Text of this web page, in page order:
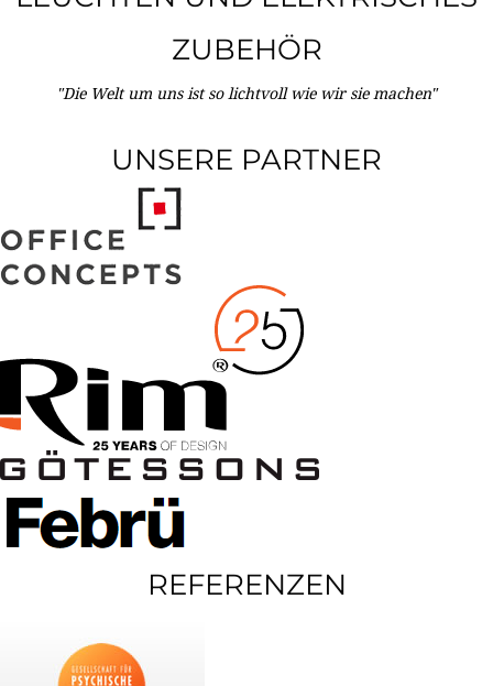
ZUBEHÖR
"Die Welt um uns ist so lichtvoll wie wir sie machen"
UNSERE PARTNER
REFERENZEN